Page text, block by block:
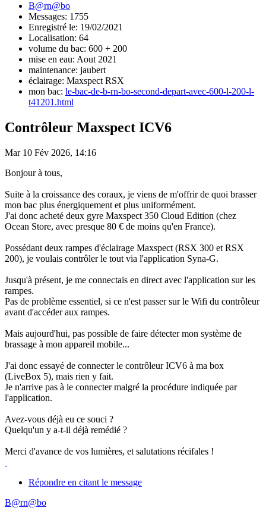
B@rn@bo
Messages: 1755
Enregistré le: 19/02/2021
Localisation: 64
volume du bac: 600 + 200
mise en eau: Aout 2021
maintenance: jaubert
éclairage: Maxspect RSX
mon bac: le-bac-de-b-rn-bo-second-depart-avec-600-l-200-l-
t41201.html
Contrôleur Maxspect ICV6
Mar 10 Fév 2026, 14:16
Bonjour à tous,
Suite à la croissance des coraux, je viens de m'offrir de quoi brasser
mon bac plus énergiquement et plus uniformément.
J'ai donc acheté deux gyre Maxspect 350 Cloud Edition (chez
Ocean Store, avec presque 80 € de moins qu'en France).
Possédant deux rampes d'éclairage Maxspect (RSX 300 et RSX
200), je voulais contrôler le tout via l'application Syna-G.
Jusqu'à présent, je me connectais en direct avec l'application sur les
rampes.
Pas de problème essentiel, si ce n'est passer sur le Wifi du contrôleur
avant d'accéder aux rampes.
Mais aujourd'hui, pas possible de faire détecter mon système de
brassage à mon appareil mobile...
J'ai donc essayé de connecter le contrôleur ICV6 à ma box
(LiveBox 5), mais rien y fait.
Je n'arrive pas à le connecter malgré la procédure indiquée par
l'application.
Avez-vous déjà eu ce souci ?
Quelqu'un y a-t-il déjà remédié ?
Merci d'avance de vos lumières, et salutations récifales !
Répondre en citant le message
B@rn@bo